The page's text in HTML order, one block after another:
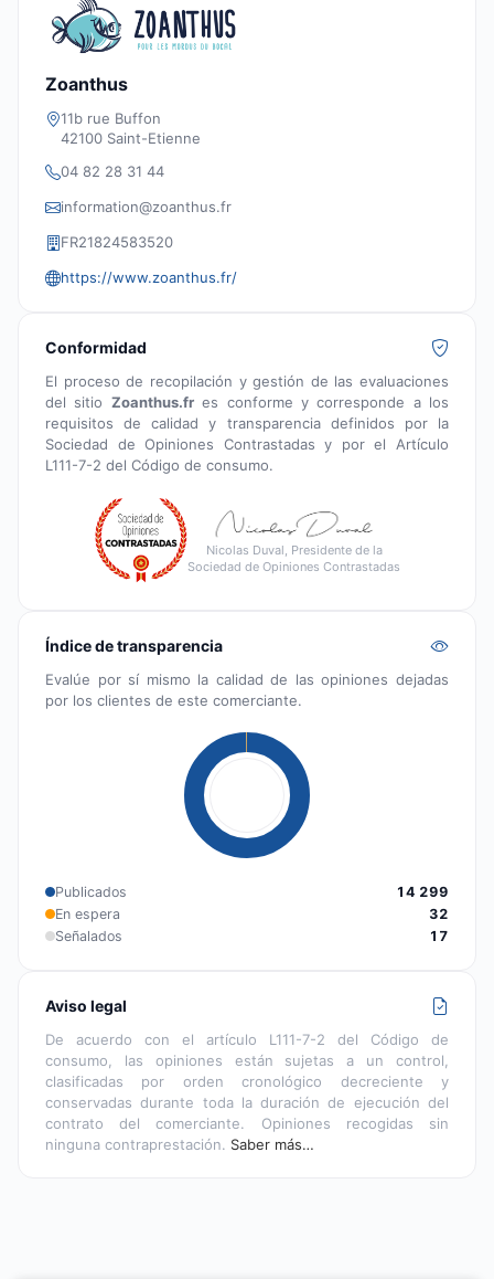
Zoanthus
11b rue Buffon
42100 Saint-Etienne
04 82 28 31 44
information@zoanthus.fr
FR21824583520
https://www.zoanthus.fr/
Conformidad
El proceso de recopilación y gestión de las evaluaciones
del sitio Zoanthus.fres conforme y corresponde a los
requisitos de calidad y transparencia definidos por la
Sociedad de Opiniones Contrastadas y por el Artículo
L111-7-2 del Código de consumo.
Nicolas Duval, Presidente de la
Sociedad de Opiniones Contrastadas
Índice de transparencia
Evalúe por sí mismo la calidad de las opiniones dejadas
por los clientes de este comerciante.
Publicados
14 299
En espera
32
Señalados
17
Aviso legal
De acuerdo con el artículo L111-7-2 del Código de
consumo, las opiniones están sujetas a un control,
clasificadas por orden cronológico decreciente y
conservadas durante toda la duración de ejecución del
contrato del comerciante. Opiniones recogidas sin
ninguna contraprestación. Saber más…